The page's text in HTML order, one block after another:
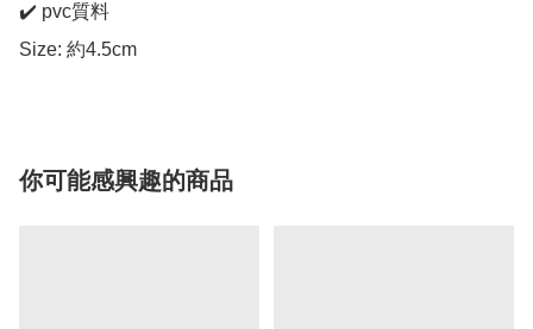
✔️ pvc質料
Size: 約4.5cm
你可能感興趣的商品